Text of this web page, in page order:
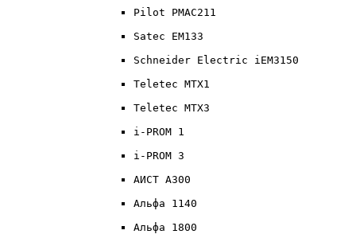
Pilot PMAC211
Satec EM133
Schneider Electric iEM3150
Teletec MTX1
Teletec MTX3
i-PROM 1
i-PROM 3
АИСТ А300
Альфа 1140
Альфа 1800